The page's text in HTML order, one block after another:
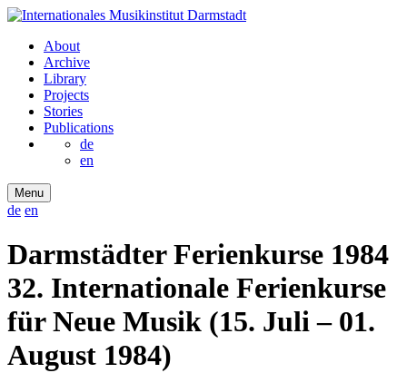
About
Archive
Library
Projects
Stories
Publications
de
en
Menu
de en
Darmstädter Ferienkurse 1984
32. Internationale Ferienkurse
für Neue Musik (15. Juli – 01.
August 1984)